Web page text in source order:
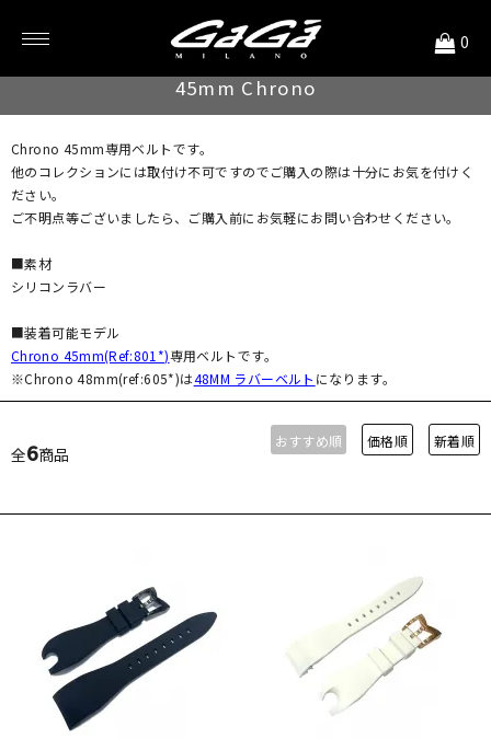
0
ストラップ
45mm Chrono
Chrono 45mm専用ベルトです。
他のコレクションには取付け不可ですのでご購入の際は十分にお気を付けく
ださい。
ご不明点等ございましたら、ご購入前にお気軽にお問い合わせください。
■素材
シリコンラバー
■装着可能モデル
Chrono 45mm(Ref:801*)専用ベルトです。
※Chrono 48mm(ref:605*)は48MM ラバーベルト になります。
全6商品
おすすめ順 価格順 新着順